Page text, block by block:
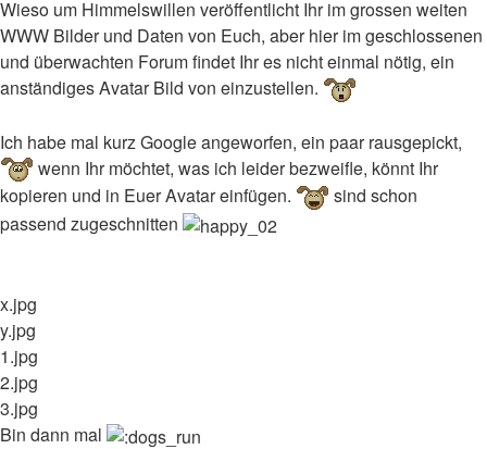
Wieso um Himmelswillen veröffentlicht Ihr im grossen weiten
WWW Bilder und Daten von Euch, aber hier im geschlossenen
und überwachten Forum findet Ihr es nicht einmal nötig, ein
anständiges Avatar Bild von einzustellen.
Ich habe mal kurz Google angeworfen, ein paar rausgepickt,
wenn Ihr möchtet, was ich leider bezweifle, könnt Ihr
kopieren und in Euer Avatar einfügen.
sind schon
passend zugeschnitten
x.jpg
y.jpg
1.jpg
2.jpg
3.jpg
Bin dann mal